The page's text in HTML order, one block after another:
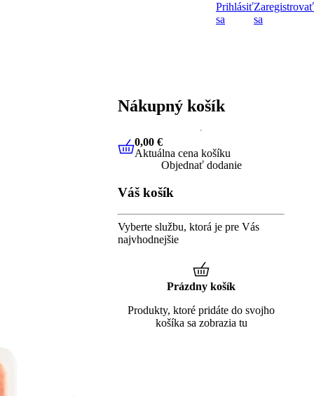
Prihlásiť
sa
Zaregistrovať
sa
Nákupný košík
0,00 €Aktuálna cena košíku
0,00 €
Aktuálna cena košíku
Objednať dodanie
Váš košík
Vyberte službu, ktorá je pre Vás
najvhodnejšie
Prázdny košík
Produkty, ktoré pridáte do svojho
košíka sa zobrazia tu